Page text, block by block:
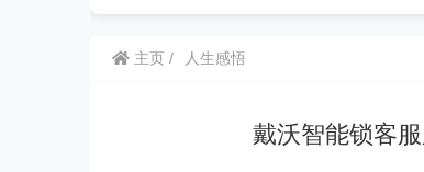
主页 人生感悟
戴沃智能锁客